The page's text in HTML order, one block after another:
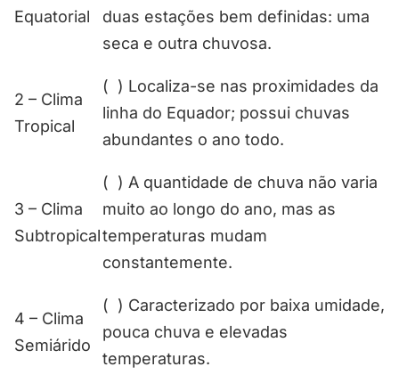
Equatorial
duas estações bem definidas: uma
seca e outra chuvosa.
2 – Clima
Tropical
( ) Localiza-se nas proximidades da
linha do Equador; possui chuvas
abundantes o ano todo.
3 – Clima
Subtropical
( ) A quantidade de chuva não varia
muito ao longo do ano, mas as
temperaturas mudam
constantemente.
4 – Clima
Semiárido
( ) Caracterizado por baixa umidade,
pouca chuva e elevadas
temperaturas.